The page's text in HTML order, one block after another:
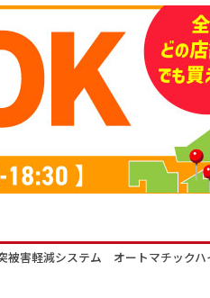
害軽減システム オートマチック